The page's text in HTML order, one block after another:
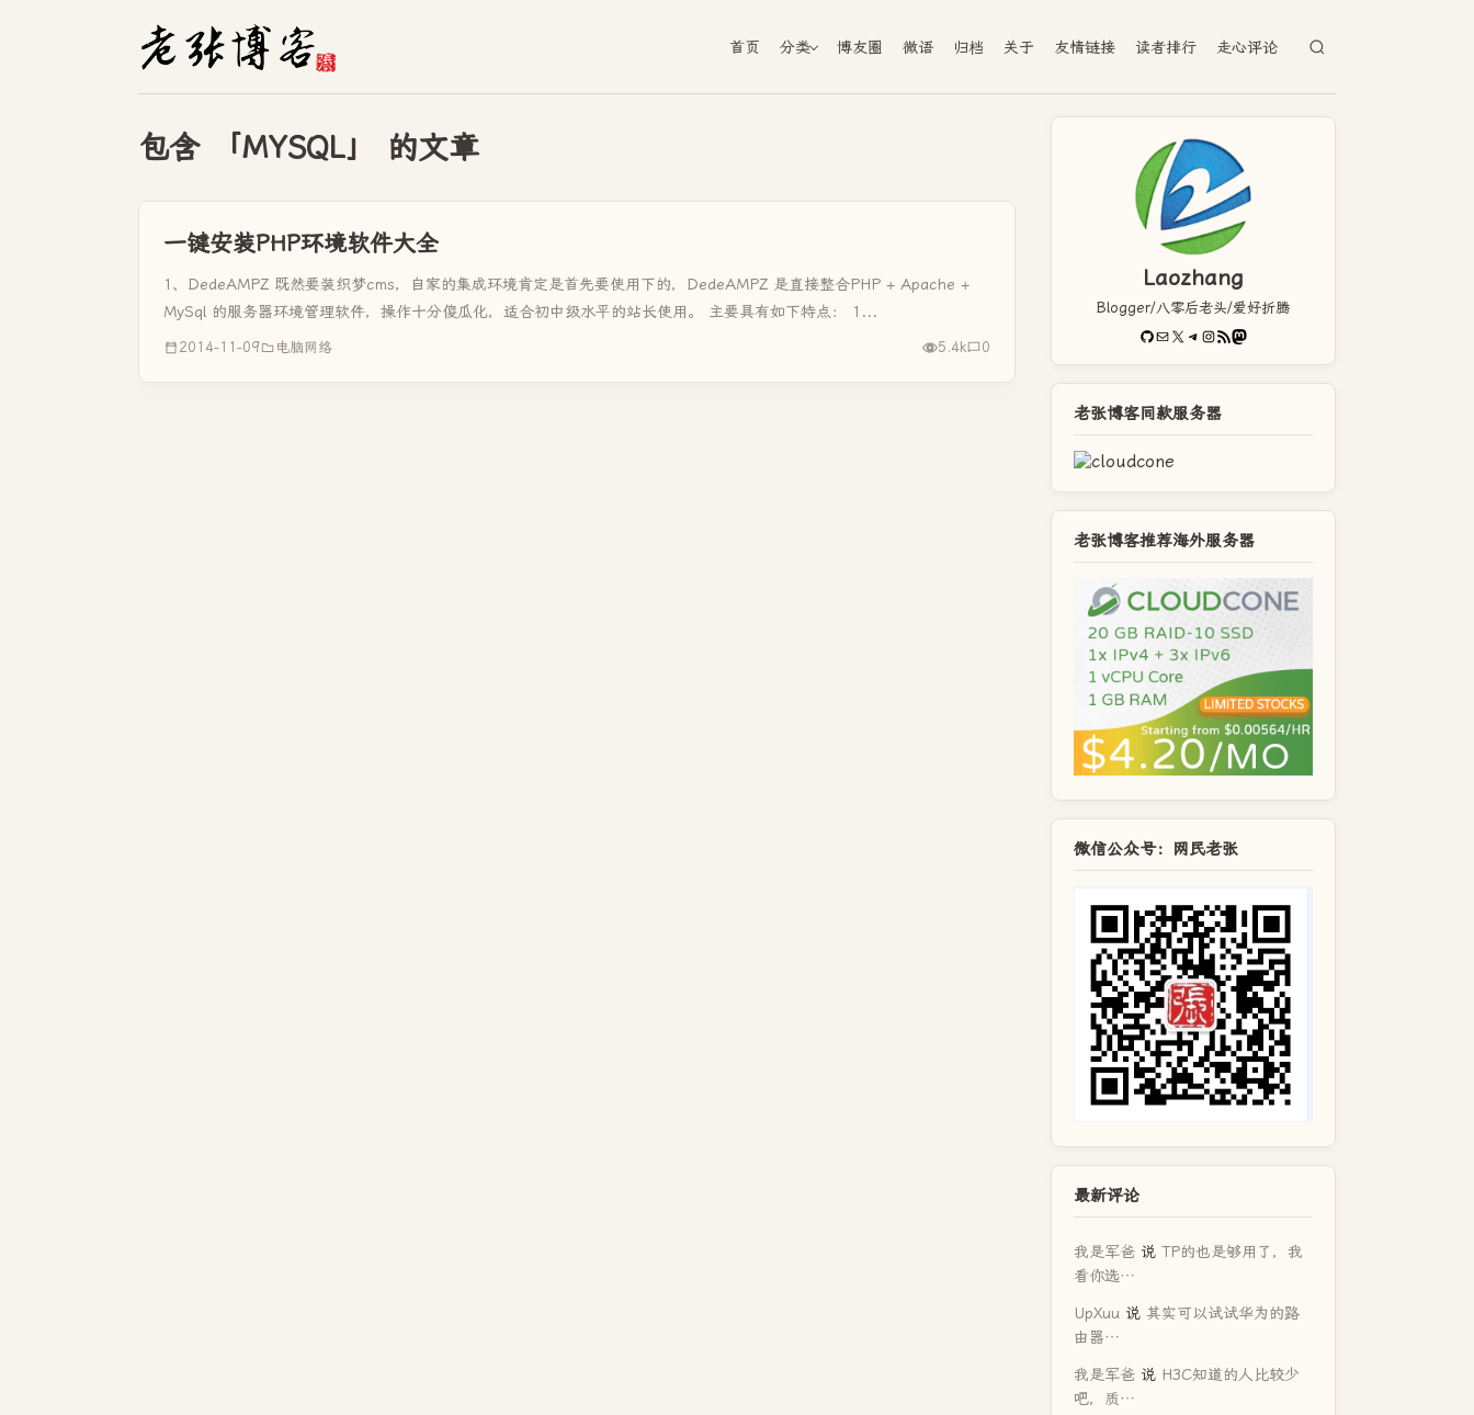
首页 分类 博友圈 微语 归档 关于 友情链接 读者排行 走心评论
包含 「MYSQL」 的文章
一键安装PHP环境软件大全
1、DedeAMPZ 既然要装织梦cms，自家的集成环境肯定是首先要使用下的，DedeAMPZ 是直接整合PHP + Apache +
MySql 的服务器环境管理软件，操作十分傻瓜化，适合初中级水平的站长使用。 主要具有如下特点： 1...
2014-11-09 电脑网络 5.4k 0
Laozhang
Blogger/八零后老头/爱好折腾
GitHub
电子邮件X Telegram
Instagram
RSS FeedMastodon
老张博客同款服务器
老张博客推荐海外服务器
微信公众号：网民老张
最新评论
我是军爸 说 TP的也是够用了，我
看你选…
UpXuu 说 其实可以试试华为的路
由器…
我是军爸 说 H3C知道的人比较少
吧，质…